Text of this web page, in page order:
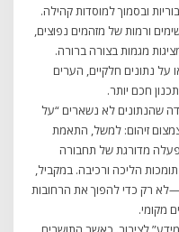
ובסמוך למוסדות קהילה.
ורמות של מזהמים נפוצים,
מגמות בצורה ברורה.
נתונים חלקיים, הערים
חכם יותר.
שהנתונים לא נשארים “על
זיהום: למשל, התאמת
מדורגת של תחבורה
תומכות הליכה ורכיבה. במקביל,
רק כדי להפוך את הרחובות
מקומי.